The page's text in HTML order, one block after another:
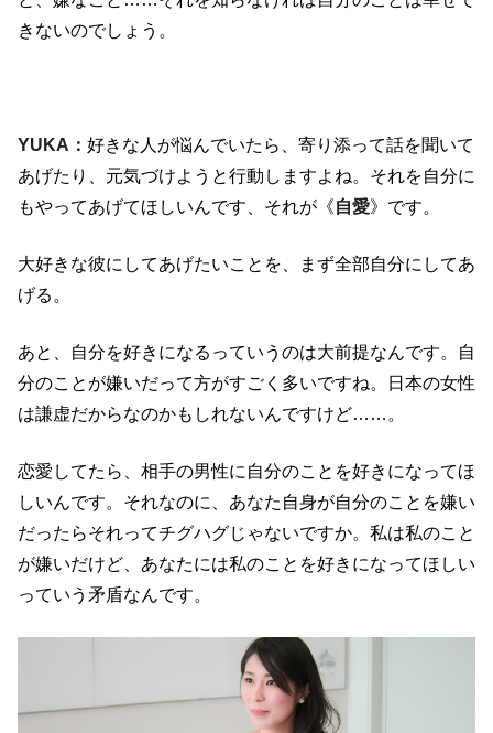
きないのでしょう。
YUKA： 好きな人が悩んでいたら、寄り添って話を聞いて
あげたり、元気づけようと行動しますよね。それを自分に
もやってあげてほしいんです、それが《自愛》です。
大好きな彼にしてあげたいことを、まず全部自分にしてあ
げる。
あと、自分を好きになるっていうのは大前提なんです。自
分のことが嫌いだって方がすごく多いですね。日本の女性
は謙虚だからなのかもしれないんですけど……。
恋愛してたら、相手の男性に自分のことを好きになってほ
しいんです。それなのに、あなた自身が自分のことを嫌い
だったらそれってチグハグじゃないですか。私は私のこと
が嫌いだけど、あなたには私のことを好きになってほしい
っていう矛盾なんです。